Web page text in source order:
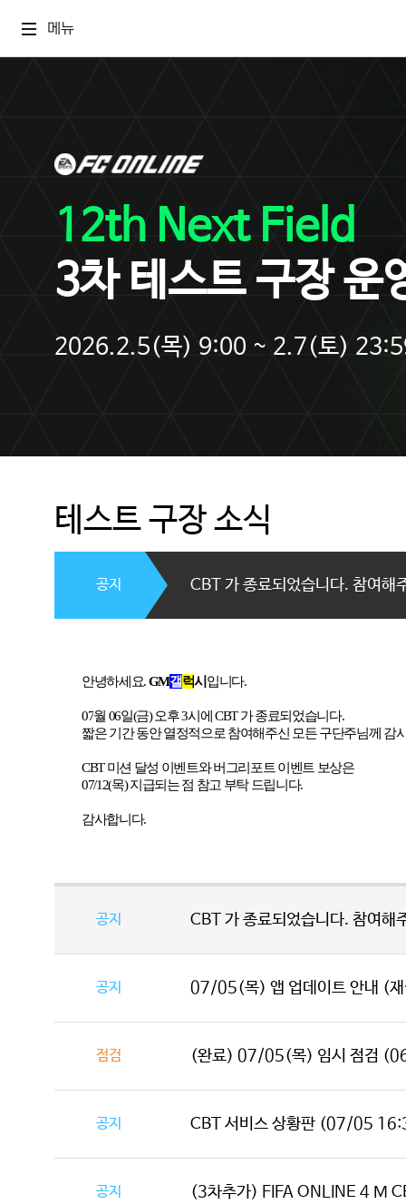
메뉴
12th Next Field
3차 테스트 구장 운
2026.2.5(목) 9:00 ~ 2.7(토)
테스트 구장 소식
CBT 가 종료되었습니다. 참여해
공지
안녕하세요.GM갤럭시 입니다.
07월 06일(금)오후3시에CBT가 종료되었습니다.
짧은 기간 동안 열정적으로 참여해주신 모든 구단주님께 감
CBT미션 달성 이벤트와 버그리포트 이벤트 보상은
07/12(목)지급되는 점 참고 부탁 드립니다.
감사합니다.
공지 CBT 가 종료되었습니다. 참여해
공지 07/05(목) 앱 업데이트 안내 (
점검 (완료) 07/05(목) 임시 점검
공지 CBT 서비스 상황판 (07/05
공지 (3차추가) FIFA ONLINE 4 M